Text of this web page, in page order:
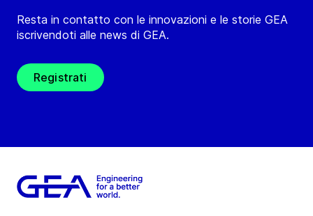
Resta in contatto con le innovazioni e le storie GEA
iscrivendoti alle news di GEA.
Registrati